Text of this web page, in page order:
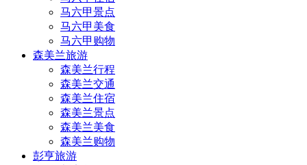
马六甲景点
马六甲美食
马六甲购物
森美兰旅游
森美兰行程
森美兰交通
森美兰住宿
森美兰景点
森美兰美食
森美兰购物
彭亨旅游